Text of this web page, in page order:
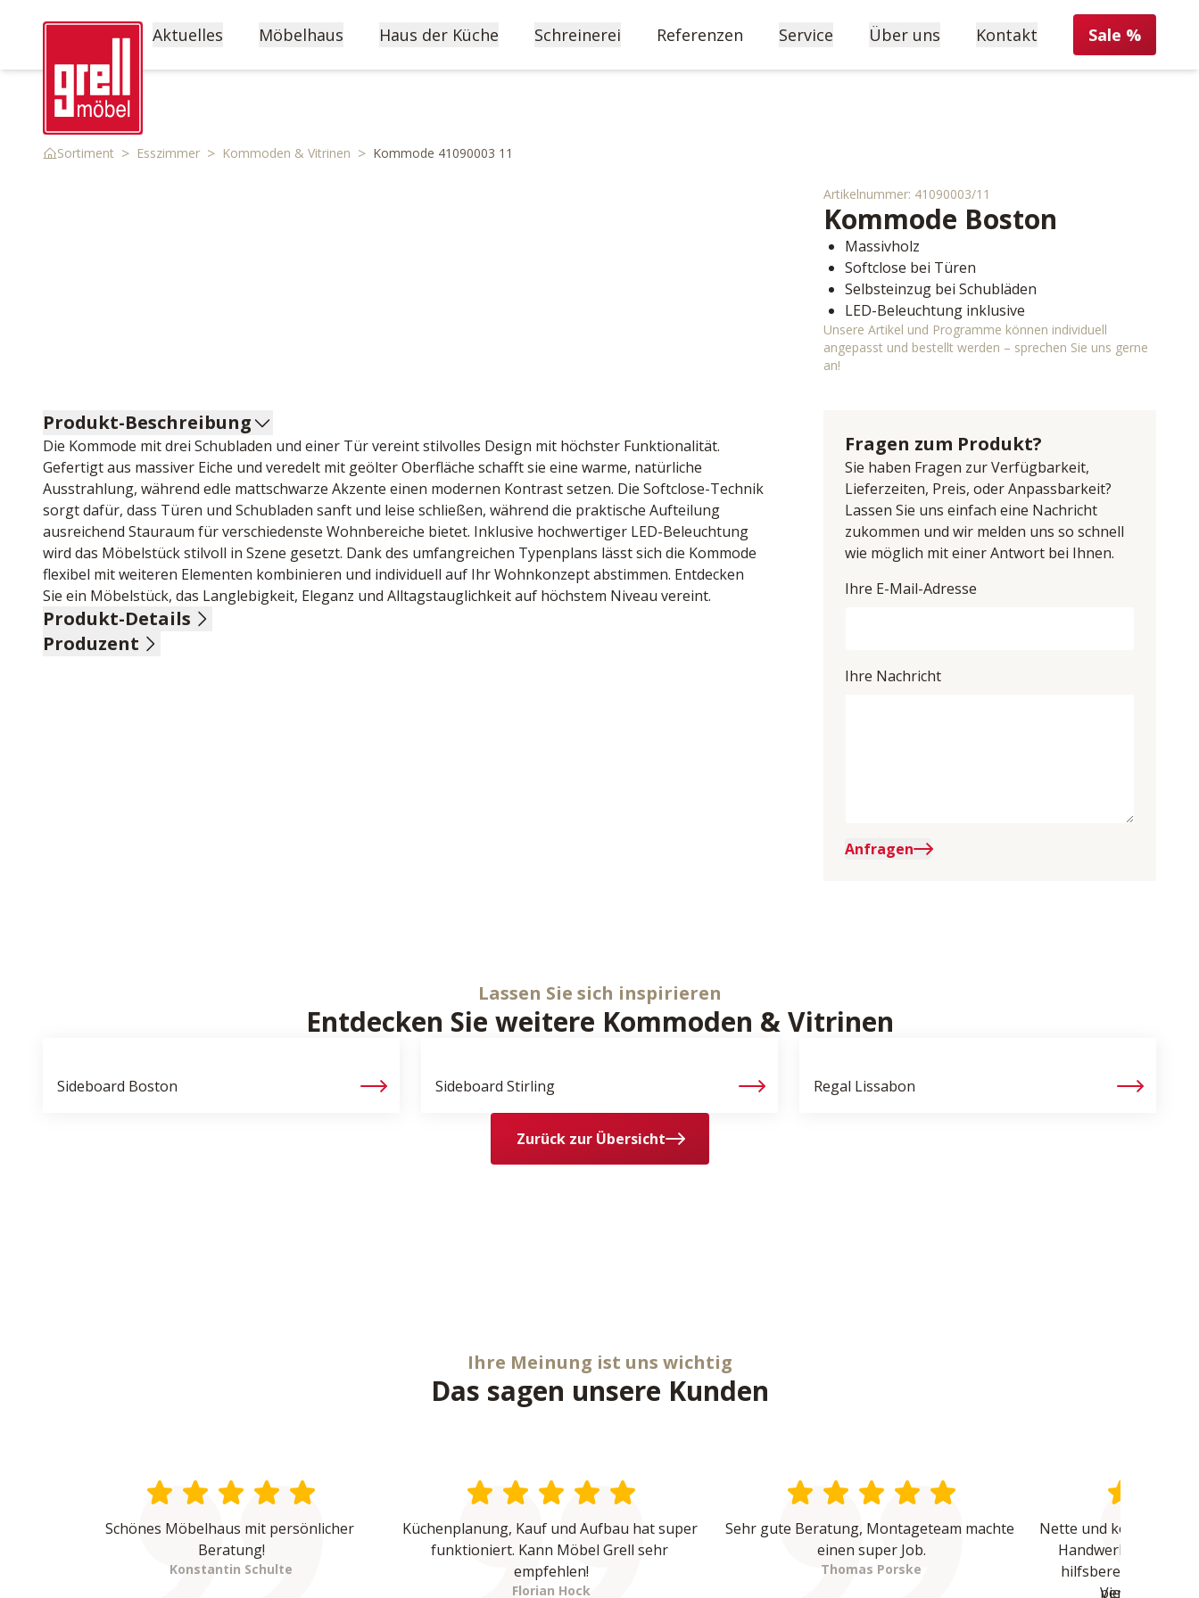
Aktuelles Möbelhaus Haus der Küche Schreinerei Referenzen Service Über uns Kontakt Sale %
Sortiment > Esszimmer > Kommoden & Vitrinen > Kommode 41090003 11
Artikelnummer: 41090003/11
Kommode Boston
Massivholz
Softclose bei Türen
Selbsteinzug bei Schubläden
LED-Beleuchtung inklusive
Unsere Artikel und Programme können individuell
angepasst und bestellt werden – sprechen Sie uns gerne
an!
Produkt-Beschreibung
Die Kommode mit drei Schubladen und einer Tür vereint stilvolles Design mit höchster Funktionalität.
Gefertigt aus massiver Eiche und veredelt mit geölter Oberfläche schafft sie eine warme, natürliche
Ausstrahlung, während edle mattschwarze Akzente einen modernen Kontrast setzen. Die Softclose-Technik
sorgt dafür, dass Türen und Schubladen sanft und leise schließen, während die praktische Aufteilung
ausreichend Stauraum für verschiedenste Wohnbereiche bietet. Inklusive hochwertiger LED-Beleuchtung
wird das Möbelstück stilvoll in Szene gesetzt. Dank des umfangreichen Typenplans lässt sich die Kommode
flexibel mit weiteren Elementen kombinieren und individuell auf Ihr Wohnkonzept abstimmen. Entdecken
Sie ein Möbelstück, das Langlebigkeit, Eleganz und Alltagstauglichkeit auf höchstem Niveau vereint.
Produkt-Details
Front Wildeiche massiv, Absetzung Glasfront mattschwarz, Korpus Eiche massiv, geölt, geschroppte
Produzent
Fragen zum Produkt?
Sie haben Fragen zur Verfügbarkeit,
Lieferzeiten, Preis, oder Anpassbarkeit?
Lassen Sie uns einfach eine Nachricht
zukommen und wir melden uns so schnell
wie möglich mit einer Antwort bei Ihnen.
Ihre E-Mail-Adresse
Ihre Nachricht
Anfragen
Lassen Sie sich inspirieren
Entdecken Sie weitere Kommoden & Vitrinen
Sideboard Boston Sideboard Stirling Regal Lissabon
Zurück zur Übersicht
Ihre Meinung ist uns wichtig
Das sagen unsere Kunden
Schönes Möbelhaus mit persönlicher
Beratung!
Konstantin Schulte
Küchenplanung, Kauf und Aufbau hat super
funktioniert. Kann Möbel Grell sehr
empfehlen!
Florian Hock
Sehr gute Beratung, Montageteam machte
einen super Job.
Thomas Porske
Nette und kompetente
Handwerker waren
hilfsbereit und
perfekte
Vielen Dank -